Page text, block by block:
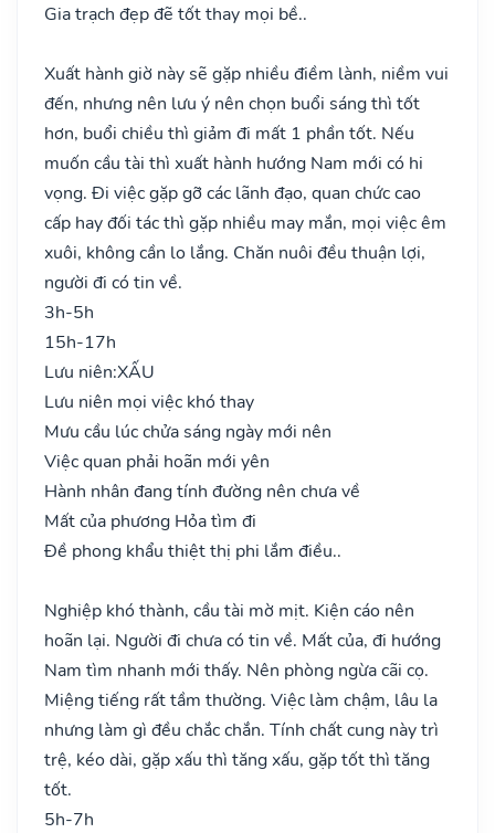
Gia trạch đẹp đẽ tốt thay mọi bề..
Xuất hành giờ này sẽ gặp nhiều điềm lành, niềm vui
đến, nhưng nên lưu ý nên chọn buổi sáng thì tốt
hơn, buổi chiều thì giảm đi mất 1 phần tốt. Nếu
muốn cầu tài thì xuất hành hướng Nam mới có hi
vọng. Đi việc gặp gỡ các lãnh đạo, quan chức cao
cấp hay đối tác thì gặp nhiều may mắn, mọi việc êm
xuôi, không cần lo lắng. Chăn nuôi đều thuận lợi,
người đi có tin về.
3h-5h
15h-17h
Lưu niên:XẤU
Lưu niên mọi việc khó thay
Mưu cầu lúc chửa sáng ngày mới nên
Việc quan phải hoãn mới yên
Hành nhân đang tính đường nên chưa về
Mất của phương Hỏa tìm đi
Đề phong khẩu thiệt thị phi lắm điều..
Nghiệp khó thành, cầu tài mờ mịt. Kiện cáo nên
hoãn lại. Người đi chưa có tin về. Mất của, đi hướng
Nam tìm nhanh mới thấy. Nên phòng ngừa cãi cọ.
Miệng tiếng rất tầm thường. Việc làm chậm, lâu la
nhưng làm gì đều chắc chắn. Tính chất cung này trì
trệ, kéo dài, gặp xấu thì tăng xấu, gặp tốt thì tăng
tốt.
5h-7h